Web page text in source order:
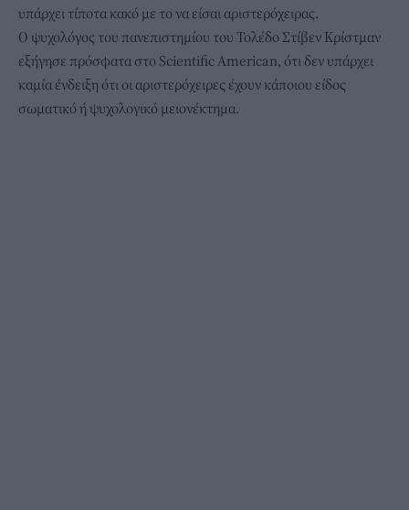
υπάρχει τίποτα κακό με το να είσαι αριστερόχειρας.
Ο ψυχολόγος του πανεπιστημίου του Τολέδο Στίβεν Κρίστμαν
εξήγησε πρόσφατα στο Scientific American, ότι δεν υπάρχει
καμία ένδειξη ότι οι αριστερόχειρες έχουν κάποιου είδος
σωματικό ή ψυχολογικό μειονέκτημα.